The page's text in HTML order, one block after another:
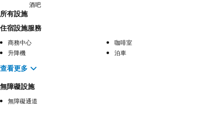
酒吧
所有設施
住宿設施服務
商務中心
咖啡室
升降機
泊車
查看更多
無障礙設施
無障礙通道